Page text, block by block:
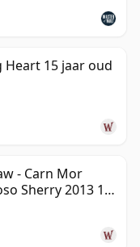
Heart 15 jaar oud
- Carn Mor
Sherry 2013 10